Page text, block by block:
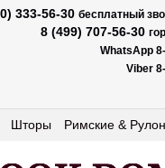
333-56-30 бесплатный
8 (499) 707-56-30
WhatsApp
Viber
Шторы Римские &